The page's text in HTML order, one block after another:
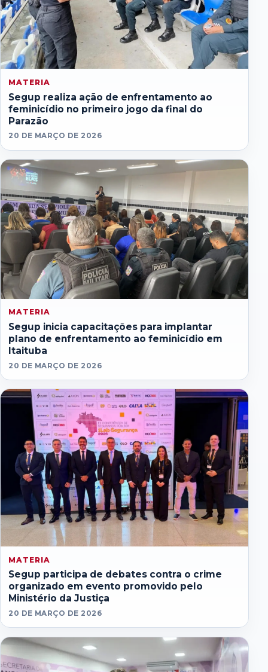
MATERIA
Segup realiza ação de enfrentamento ao
feminicídio no primeiro jogo da final do
Parazão
20 DE MARÇO DE 2026
MATERIA
Segup inicia capacitações para implantar
plano de enfrentamento ao feminicídio em
Itaituba
20 DE MARÇO DE 2026
MATERIA
Segup participa de debates contra o crime
organizado em evento promovido pelo
Ministério da Justiça
20 DE MARÇO DE 2026